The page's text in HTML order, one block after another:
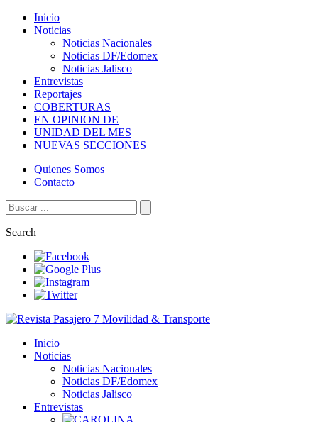
Inicio
Noticias
Noticias Nacionales
Noticias DF/Edomex
Noticias Jalisco
Entrevistas
Reportajes
COBERTURAS
EN OPINION DE
UNIDAD DEL MES
NUEVAS SECCIONES
Quienes Somos
Contacto
Search
Inicio
Noticias
Noticias Nacionales
Noticias DF/Edomex
Noticias Jalisco
Entrevistas